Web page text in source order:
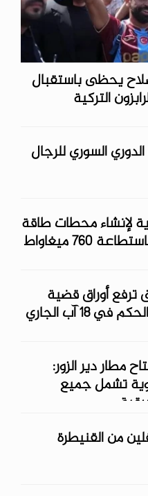
يحظى باستقبال
التركية
السوري للرجال
لإنشاء محطات طاقة
ميغاواط
ترفع أوراق قضية
18 آب الجاري
مطار دير الزور:
تشمل جميع
من القنيطرة